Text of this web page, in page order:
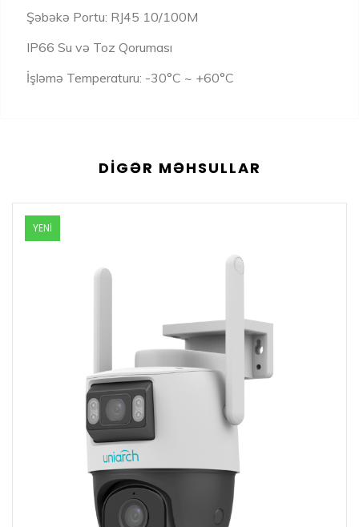
Şəbəkə Portu: RJ45 10/100M
IP66 Su və Toz Qoruması
İşləmə Temperaturu: -30°C ~ +60°C
DIGƏR MƏHSULLAR
YENİ